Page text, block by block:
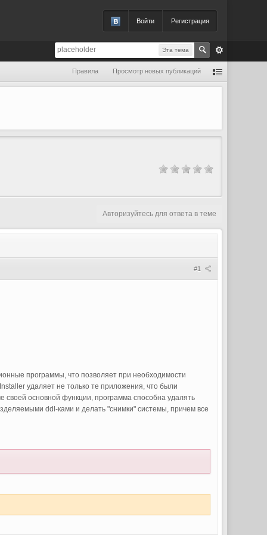
Войти Регистрация
Эта тема
Правила Просмотр новых публикаций
Авторизуйтесь для ответа в теме
#1
программы, что позволяет при необходимости
удаляет не только те приложения, что были
основной функции, программа способна удалять
ddl-ками и делать "снимки" системы, причем все